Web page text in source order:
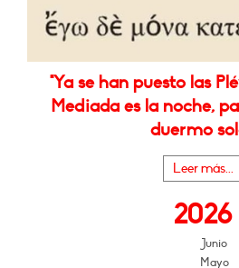
"Ya se han puesto las
Mediada es la noche,
duermo
Leer más...
2026
Junio
Mayo